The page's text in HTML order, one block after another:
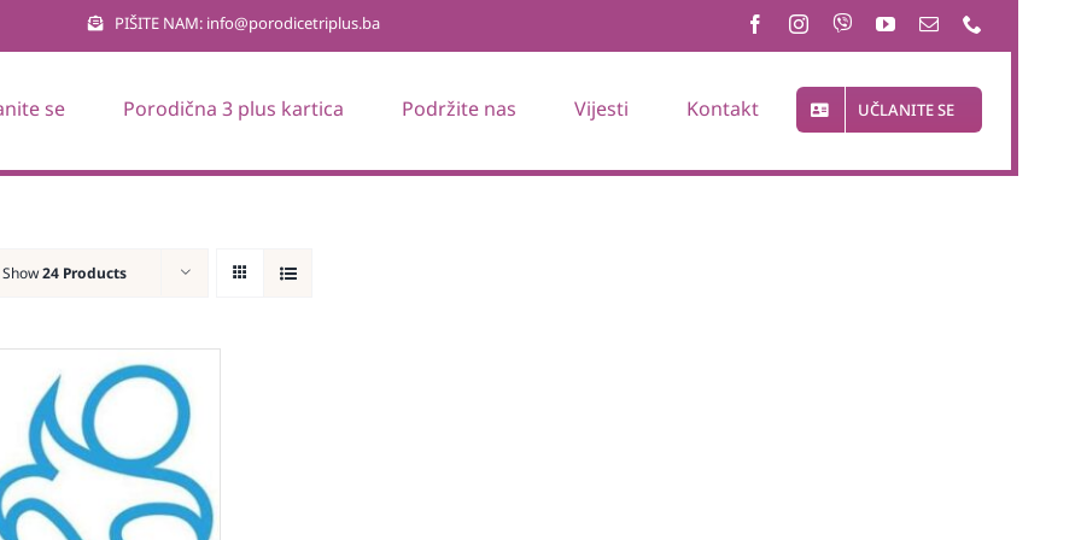
PIŠITE NAM: info@porodicetriplus.ba
se Porodična 3 plus kartica Podržite nas Vijesti Kontakt UČLANITE SE
Show24 Products